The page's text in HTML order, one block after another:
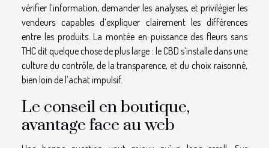
vérifier l’information, demander les analyses, et privilégier les
vendeurs capables d’expliquer clairement les différences
entre les produits. La montée en puissance des fleurs sans
THC dit quelque chose de plus large : le CBD s’installe dans une
culture du contrôle, de la transparence, et du choix raisonné,
bien loin de l’achat impulsif.
Le conseil en boutique,
avantage face au web